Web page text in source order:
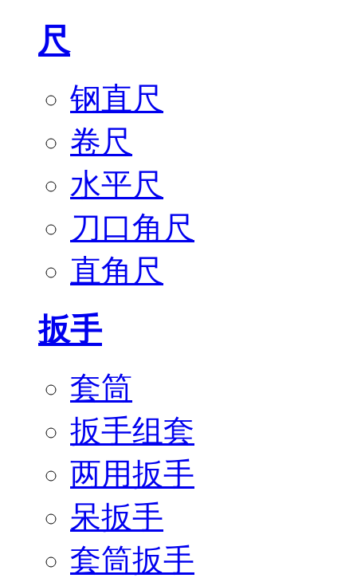
尺
钢直尺
卷尺
水平尺
刀口角尺
直角尺
扳手
套筒
扳手组套
两用扳手
呆扳手
套筒扳手